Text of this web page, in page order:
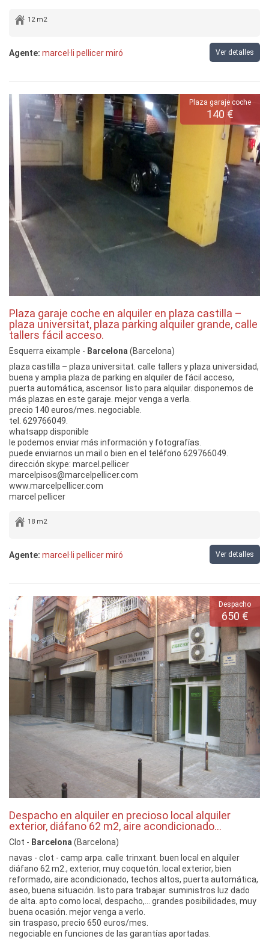
12 m2
Agente: marcel·li pellicer miró Ver detalles
Plaza garaje coche
140 €
Plaza garaje coche en alquiler en plaza castilla –
plaza universitat, plaza parking alquiler grande, calle
tallers fácil acceso.
Esquerra eixample - Barcelona (Barcelona)
plaza castilla – plaza universitat. calle tallers y plaza universidad,
buena y amplia plaza de parking en alquiler de fácil acceso,
puerta automática, ascensor. listo para alquilar. disponemos de
más plazas en este garaje. mejor venga a verla.
precio 140 euros/mes. negociable.
tel. 629766049.
whatsapp disponible
le podemos enviar más información y fotografías.
puede enviarnos un mail o bien en el teléfono 629766049.
dirección skype: marcel.pellicer
marcelpisos@marcelpellicer.com
www.marcelpellicer.com
marcel pellicer
18 m2
Agente: marcel·li pellicer miró Ver detalles
Despacho
650 €
Despacho en alquiler en precioso local alquiler
exterior, diáfano 62 m2, aire acondicionado…
Clot - Barcelona (Barcelona)
navas - clot - camp arpa. calle trinxant. buen local en alquiler
diáfano 62 m2., exterior, muy coquetón. local exterior, bien
reformado, aire acondicionado, techos altos, puerta automática,
aseo, buena situación. listo para trabajar. suministros luz dado
de alta. apto como local, despacho,… grandes posibilidades, muy
buena ocasión. mejor venga a verlo.
sin traspaso, precio 650 euros/mes.
negociable en funciones de las garantías aportadas.